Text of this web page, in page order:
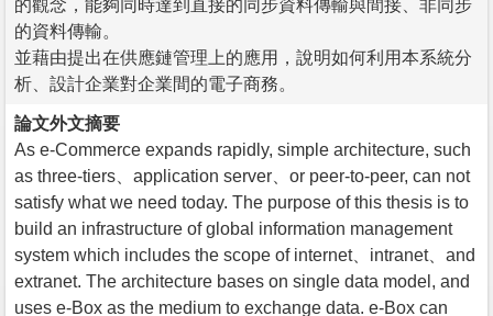
的觀念，能夠同時達到直接的同步資料傳輸與間接、非同步
的資料傳輸。
並藉由提出在供應鏈管理上的應用，說明如何利用本系統分
析、設計企業對企業間的電子商務。
論文外文摘要
As e-Commerce expands rapidly, simple architecture, such
as three-tiers、application server、or peer-to-peer, can not
satisfy what we need today. The purpose of this thesis is to
build an infrastructure of global information management
system which includes the scope of internet、intranet、and
extranet. The architecture bases on single data model, and
uses e-Box as the medium to exchange data. e-Box can